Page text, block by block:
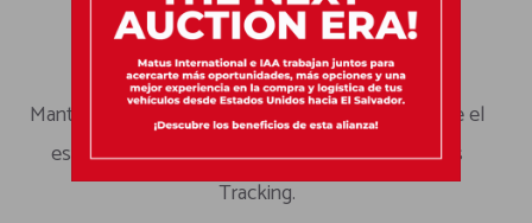
Actualizaciones en tiempo real
Mantente informado con datos instantáneos sobre el
estado de tu envío con nuestra aplicación Matus
Tracking.